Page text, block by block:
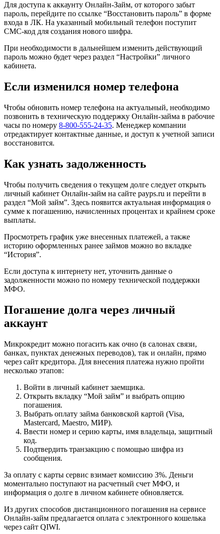
Для доступа к аккаунту Онлайн-Займ, от которого забыт
пароль, перейдите по ссылке “Восстановить пароль” в форме
входа в ЛК. На указанный мобильный телефон поступит
СМС-код для создания нового шифра.
При необходимости в дальнейшем изменить действующий
пароль можно будет через раздел “Настройки” личного
кабинета.
Если изменился номер телефона
Чтобы обновить номер телефона на актуальный, необходимо
позвонить в техническую поддержку Онлайн-займа в рабочие
часы по номеру 8-800-555-24-35. Менеджер компании
отредактирует контактные данные, и доступ к учетной записи
восстановится.
Как узнать задолженность
Чтобы получить сведения о текущем долге следует открыть
личный кабинет Онлайн-займ на сайте payps.ru и перейти в
раздел “Мой займ”. Здесь появится актуальная информация о
сумме к погашению, начисленных процентах и крайнем сроке
выплаты.
Просмотреть график уже внесенных платежей, а также
историю оформленных ранее займов можно во вкладке
“История”.
Если доступа к интернету нет, уточнить данные о
задолженности можно по номеру технической поддержки
МФО.
Погашение долга через личный
аккаунт
Микрокредит можно погасить как очно (в салонах связи,
банках, пунктах денежных переводов), так и онлайн, прямо
через сайт кредитора. Для внесения платежа нужно пройти
несколько этапов:
Войти в личный кабинет заемщика.
Открыть вкладку “Мой займ” и выбрать опцию
погашения.
Выбрать оплату займа банковской картой (Visa,
Mastercard, Maestro, МИР).
Ввести номер и серию карты, имя владельца, защитный
код.
Подтвердить транзакцию с помощью шифра из
сообщения.
За оплату с карты сервис взимает комиссию 3%. Деньги
моментально поступают на расчетный счет МФО, и
информация о долге в личном кабинете обновляется.
Из других способов дистанционного погашения на сервисе
Онлайн-займ предлагается оплата с электронного кошелька
через сайт QIWI.